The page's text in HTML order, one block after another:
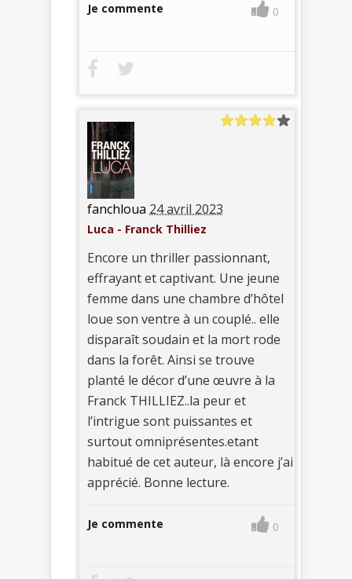
Je commente 0
fanchloua 24 avril 2023
Luca - Franck Thilliez
Encore un thriller passionnant,
effrayant et captivant. Une jeune
femme dans une chambre d’hôtel
loue son ventre à un couplé.. elle
disparaît soudain et la mort rode
dans la forêt. Ainsi se trouve
planté le décor d’une œuvre à la
Franck THILLIEZ..la peur et
l’intrigue sont puissantes et
surtout omniprésentes.etant
habitué de cet auteur, là encore j’ai
apprécié. Bonne lecture.
Je commente 0